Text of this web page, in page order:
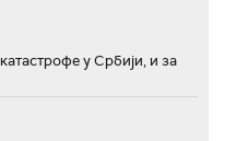
у Србији, и за